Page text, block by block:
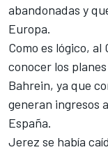
abandonadas y
Europa.
Como es lógico,
conocer los
Bahrein, ya que
generan ingresos
España.
Jerez se había